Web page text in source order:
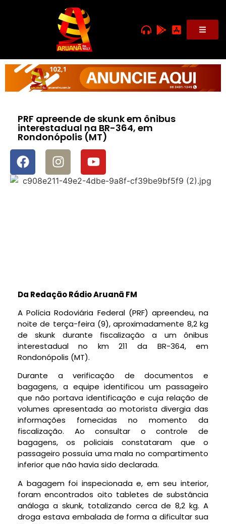
PRF apreende de skunk em ônibus
interestadual na BR-364, em
Rondonópolis (MT)
Da Redação Rádio Aruanã FM
A Polícia Rodoviária Federal (PRF) apreendeu, na
noite de terça-feira (9), aproximadamente 8,2 kg
de skunk durante fiscalização a um ônibus
interestadual no km 211 da BR-364, em
Rondonópolis (MT).
Durante a verificação de documentos e
bagagens, a equipe identificou um passageiro
que não portava identificação e cuja relação de
volumes apresentada ao motorista divergia das
informações fornecidas no momento da
fiscalização. Ao consultar o controle de
bagagens, os policiais constataram que o
passageiro possuía uma mala no compartimento
inferior que não havia sido declarada.
A bagagem foi inspecionada e, em seu interior,
foram encontrados oito tabletes de substância
análoga a skunk, totalizando cerca de 8,2 kg. A
droga estava embalada de forma a dificultar sua